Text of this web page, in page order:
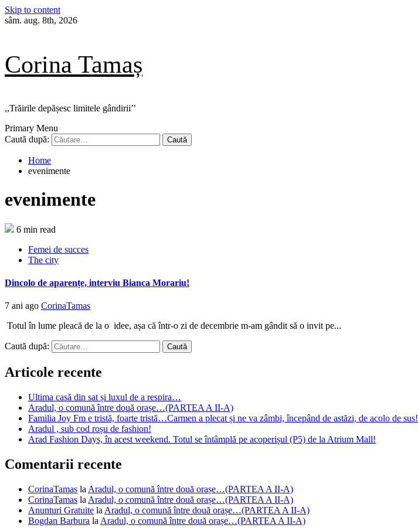
Skip to content
sâm. aug. 8th, 2026
Corina Tamaș
,,Trăirile depășesc limitele gândirii’’
Primary Menu
Caută după:
Home
evenimente
evenimente
6 min read
Femei de succes
The city
Dincolo de aparențe, interviu Bianca Morariu!
7 ani ago CorinaTamas
Totul în lume pleacă de la o idee, așa că într-o zi de decembrie m-am gândit să o invit pe...
Caută după:
Articole recente
Ultima casă din sat și luxul de a respira…
Aradul, o comună între două orașe…(PARTEA A II-A)
Familia Joy Fm e tristă, foarte tristă…Carmen a plecat și ne va zâmbi, începând de astăzi, de acolo de sus!
Aradul , sub cod roșu de fashion!
Arad Fashion Days, în acest weekend. Totul se întâmplă pe acoperișul (P5) de la Atrium Mall!
Comentarii recente
CorinaTamas la Aradul, o comună între două orașe…(PARTEA A II-A)
CorinaTamas la Aradul, o comună între două orașe…(PARTEA A II-A)
Anunturi Gratuite la Aradul, o comună între două orașe…(PARTEA A II-A)
Bogdan Barbura la Aradul, o comună între două orașe…(PARTEA A II-A)